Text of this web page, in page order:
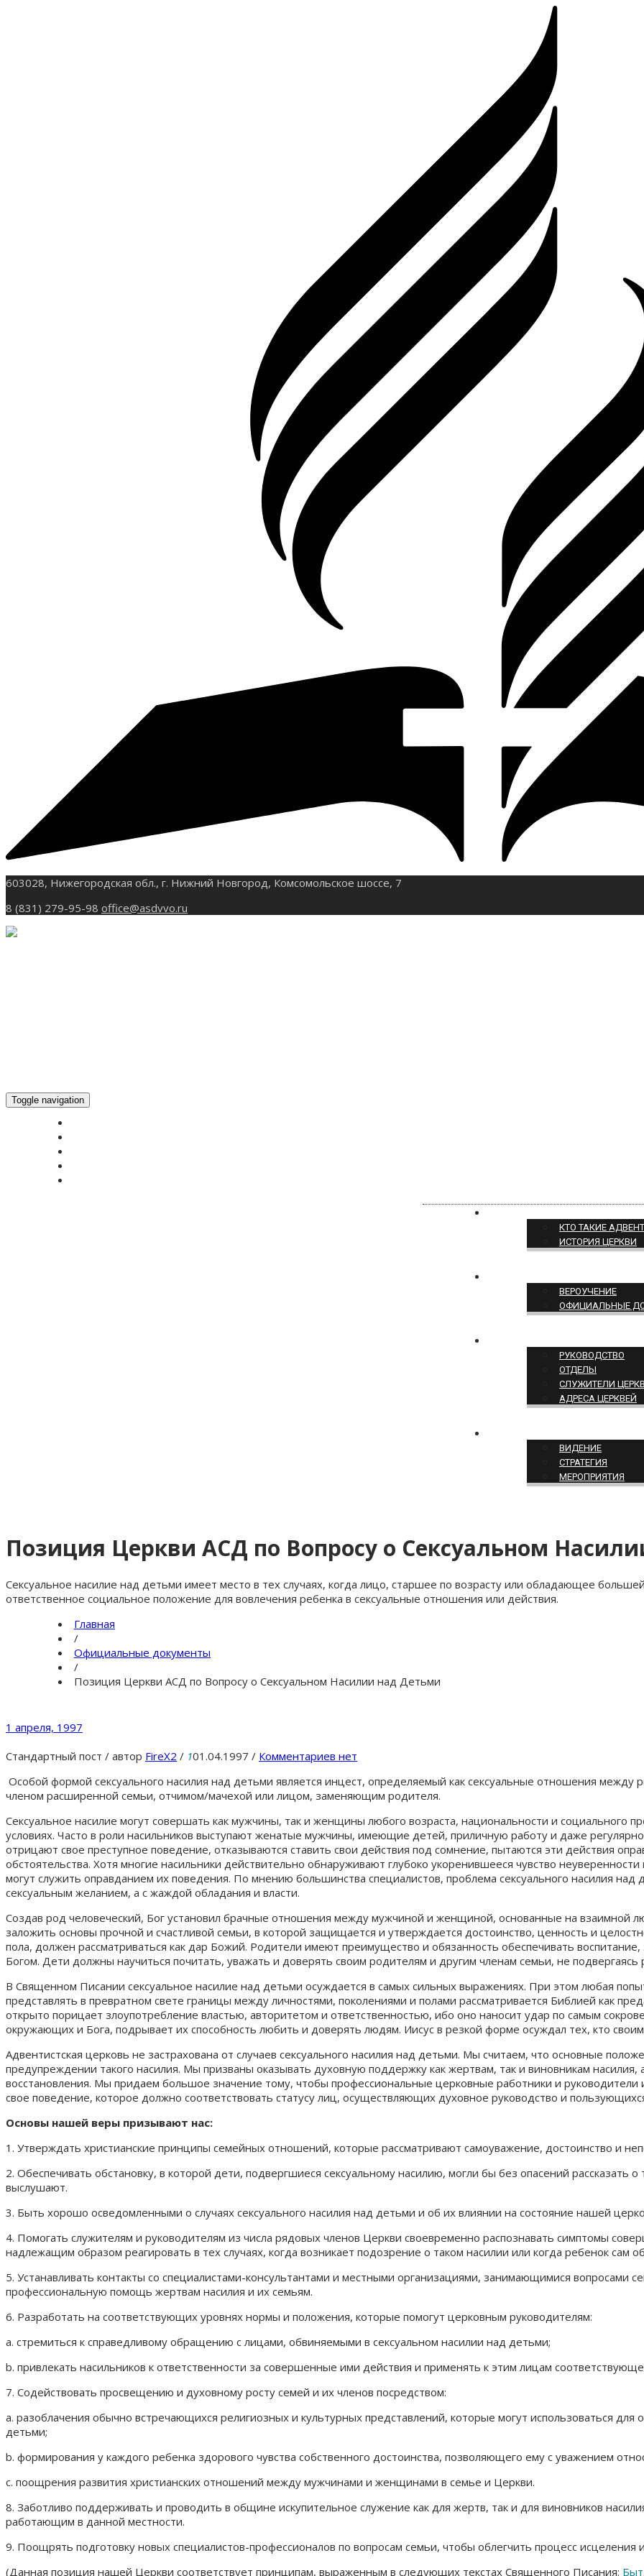
603028, Нижегородская обл., г. Нижний Новгород, Комсомольское шоссе, 7
8 (831) 279-95-98 office@asdvvo.ru
Toggle navigation
КТО ТАКИЕ
ИСТОРИЯ ЦЕРКВИ
ВЕРОУЧЕНИЕ
ОФИЦИАЛЬНЫЕ
РУКОВОДСТВО
ОТДЕЛЫ
СЛУЖИТЕЛИ
АДРЕСА ЦЕРКВЕЙ
ВИДЕНИЕ
СТРАТЕГИЯ
МЕРОПРИЯТИЯ
Позиция Церкви АСД по Вопросу о Сексуальном
Сексуальное насилие над детьми имеет место в тех случаях, когда лицо, старшее по возрасту или обладающее
ответственное социальное положение для вовлечения ребенка в сексуальные отношения или действия.
Главная
/
Официальные документы
/
Позиция Церкви АСД по Вопросу о Сексуальном Насилии над Детьми
1 апреля, 1997
Стандартный пост / автор FireX2 / 101.04.1997 / Комментариев нет
Особой формой сексуального насилия над детьми является инцест, определяемый как сексуальные отношения
членом расширенной семьи, отчимом/мачехой или лицом, заменяющим родителя.
Сексуальное насилие могут совершать как мужчины, так и женщины любого возраста, национальности и социального
условиях. Часто в роли насильников выступают женатые мужчины, имеющие детей, приличную работу и даже
отрицают свое преступное поведение, отказываются ставить свои действия под сомнение, пытаются эти действия
обстоятельства. Хотя многие насильники действительно обнаруживают глубоко укоренившееся чувство
могут служить оправданием их поведения. По мнению большинства специалистов, проблема сексуального насилия
сексуальным желанием, а с жаждой обладания и власти.
Создав род человеческий, Бог установил брачные отношения между мужчиной и женщиной, основанные на взаимной
заложить основы прочной и счастливой семьи, в которой защищается и утверждается достоинство, ценность и
пола, должен рассматриваться как дар Божий. Родители имеют преимущество и обязанность обеспечивать
Богом. Дети должны научиться почитать, уважать и доверять своим родителям и другим членам семьи, не подвергаясь
В Священном Писании сексуальное насилие над детьми осуждается в самых сильных выражениях. При этом любая
представлять в превратном свете границы между личностями, поколениями и полами рассматривается Библией как
открыто порицает злоупотребление властью, авторитетом и ответственностью, ибо оно наносит удар по самым
окружающих и Бога, подрывает их способность любить и доверять людям. Иисус в резкой форме осуждал тех, кто
Адвентистская церковь не застрахована от случаев сексуального насилия над детьми. Мы считаем, что основные
предупреждении такого насилия. Мы призваны оказывать духовную поддержку как жертвам, так и виновникам насилия,
восстановления. Мы придаем большое значение тому, чтобы профессиональные церковные работники и руководители
свое поведение, которое должно соответствовать статусу лиц, осуществляющих духовное руководство и
Основы нашей веры призывают нас:
1. Утверждать христианские принципы семейных отношений, которые рассматривают самоуважение, достоинство и
2. Обеспечивать обстановку, в которой дети, подвергшиеся сексуальному насилию, могли бы без опасений
выслушают.
3. Быть хорошо осведомленными о случаях сексуального насилия над детьми и об их влиянии на состояние нашей
4. Помогать служителям и руководителям из числа рядовых членов Церкви своевременно распознавать симптомы
надлежащим образом реагировать в тех случаях, когда возникает подозрение о таком насилии или когда ребенок сам
5. Устанавливать контакты со специалистами-консультантами и местными организациями, занимающимися вопросами
профессиональную помощь жертвам насилия и их семьям.
6. Разработать на соответствующих уровнях нормы и положения, которые помогут церковным руководителям:
a. стремиться к справедливому обращению с лицами, обвиняемыми в сексуальном насилии над детьми;
b. привлекать насильников к ответственности за совершенные ими действия и применять к этим лицам
7. Содействовать просвещению и духовному росту семей и их членов посредством:
a. разоблачения обычно встречающихся религиозных и культурных представлений, которые могут использоваться для
детьми;
b. формирования у каждого ребенка здорового чувства собственного достоинства, позволяющего ему с уважением
c. поощрения развития христианских отношений между мужчинами и женщинами в семье и Церкви.
8. Заботливо поддерживать и проводить в общине искупительное служение как для жертв, так и для виновников
работающим в данной местности.
9. Поощрять подготовку новых специалистов-профессионалов по вопросам семьи, чтобы облегчить процесс исцеления
(Данная позиция нашей Церкви соответствует принципам, выраженным в следующих текстах Священного Писания: